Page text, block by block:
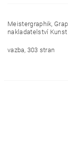
Meistergraphik,
nakladatelství
vazba, 303 stran